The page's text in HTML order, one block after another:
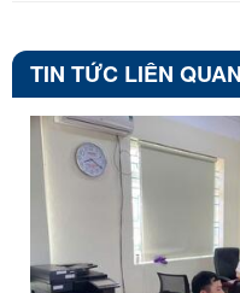
TIN TỨC LIÊN QUAN